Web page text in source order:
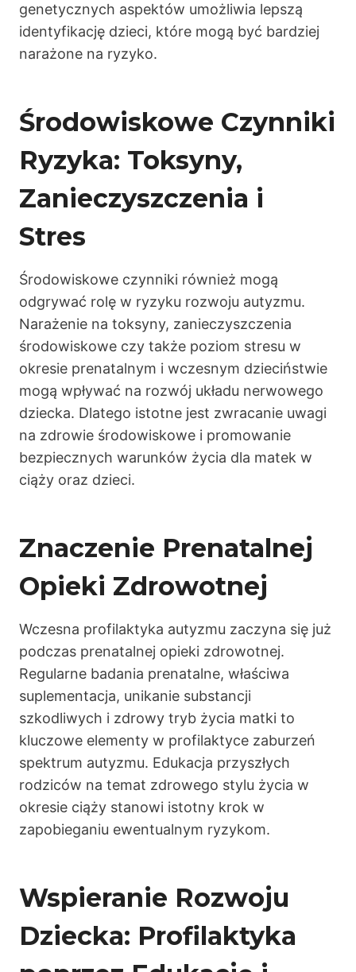
genetycznych aspektów umożliwia lepszą
identyfikację dzieci, które mogą być bardziej
narażone na ryzyko.
Środowiskowe Czynniki
Ryzyka: Toksyny,
Zanieczyszczenia i
Stres
Środowiskowe czynniki również mogą
odgrywać rolę w ryzyku rozwoju autyzmu.
Narażenie na toksyny, zanieczyszczenia
środowiskowe czy także poziom stresu w
okresie prenatalnym i wczesnym dzieciństwie
mogą wpływać na rozwój układu nerwowego
dziecka. Dlatego istotne jest zwracanie uwagi
na zdrowie środowiskowe i promowanie
bezpiecznych warunków życia dla matek w
ciąży oraz dzieci.
Znaczenie Prenatalnej
Opieki Zdrowotnej
Wczesna profilaktyka autyzmu zaczyna się już
podczas prenatalnej opieki zdrowotnej.
Regularne badania prenatalne, właściwa
suplementacja, unikanie substancji
szkodliwych i zdrowy tryb życia matki to
kluczowe elementy w profilaktyce zaburzeń
spektrum autyzmu. Edukacja przyszłych
rodziców na temat zdrowego stylu życia w
okresie ciąży stanowi istotny krok w
zapobieganiu ewentualnym ryzykom.
Wspieranie Rozwoju
Dziecka: Profilaktyka